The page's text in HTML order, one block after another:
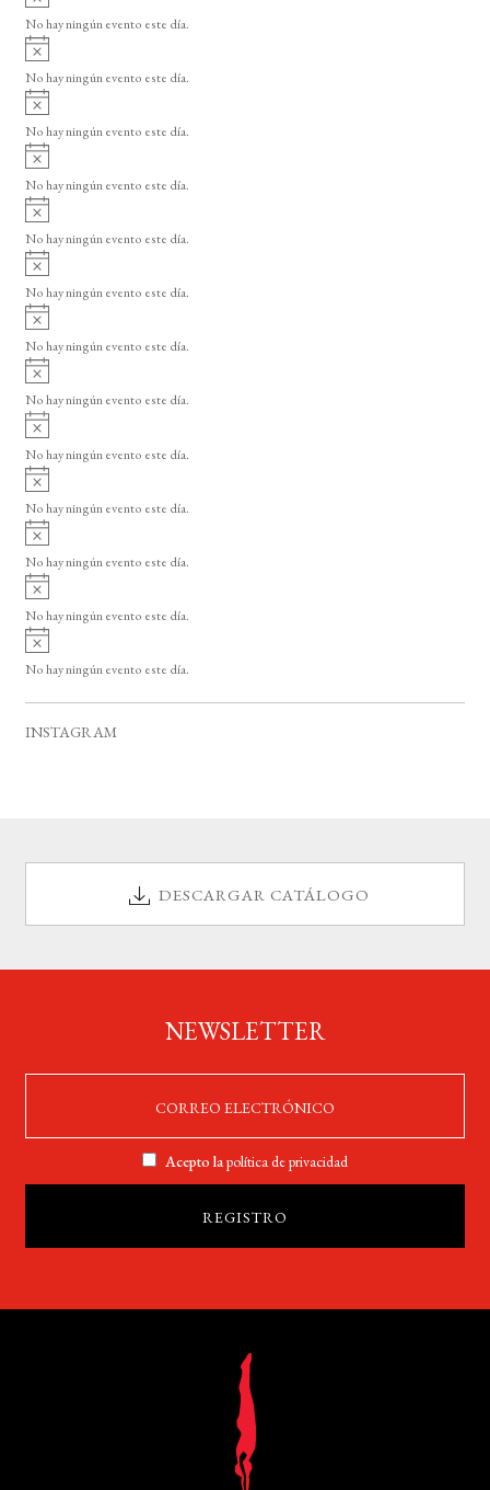
o
v
i
o
No hay ningún evento este día.
A
v
i
o
No hay ningún evento este día.
A
v
i
o
No hay ningún evento este día.
A
v
i
o
No hay ningún evento este día.
A
v
i
o
No hay ningún evento este día.
A
v
i
o
No hay ningún evento este día.
A
v
i
o
No hay ningún evento este día.
A
v
i
o
No hay ningún evento este día.
A
v
i
o
No hay ningún evento este día.
A
v
i
o
No hay ningún evento este día.
A
v
i
o
No hay ningún evento este día.
A
v
i
o
No hay ningún evento este día.
A
v
i
No hay ningún evento este día.
INSTAGRAM
DESCARGAR CATÁLOGO
NEWSLETTER
Acepto lapolítica de privacidad